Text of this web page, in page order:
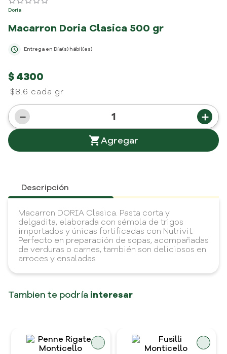
Doria
Macarron Doria Clasica 500 gr
Entrega en Día(s) hábil(es)
$4300
$8.6 cada gr
＋
－
Descripción
Macarron DORIA Clasica. Pasta corta y
delgadita, elaborada con sémola de trigos
importados y únicas fortificadas con Nutrivit.
Perfecto en preparación de sopas, acompañadas
de verduras o carnes, también son deliciosos en
arroces y ensaladas
Tambien te podría interesar